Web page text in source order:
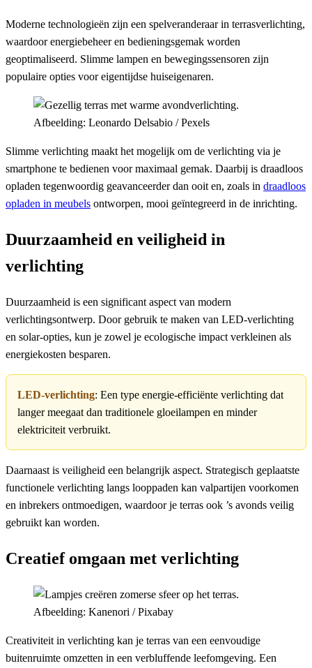
Moderne technologieën zijn een spelveranderaar in terrasverlichting,
waardoor energiebeheer en bedieningsgemak worden
geoptimaliseerd. Slimme lampen en bewegingssensoren zijn
populaire opties voor eigentijdse huiseigenaren.
Afbeelding: Leonardo Delsabio / Pexels
Slimme verlichting maakt het mogelijk om de verlichting via je
smartphone te bedienen voor maximaal gemak. Daarbij is draadloos
opladen tegenwoordig geavanceerder dan ooit en, zoals in draadloos
opladen in meubels ontworpen, mooi geïntegreerd in de inrichting.
Duurzaamheid en veiligheid in
verlichting
Duurzaamheid is een significant aspect van modern
verlichtingsontwerp. Door gebruik te maken van LED-verlichting
en solar-opties, kun je zowel je ecologische impact verkleinen als
energiekosten besparen.
LED-verlichting: Een type energie-efficiënte verlichting dat
langer meegaat dan traditionele gloeilampen en minder
elektriciteit verbruikt.
Daarnaast is veiligheid een belangrijk aspect. Strategisch geplaatste
functionele verlichting langs looppaden kan valpartijen voorkomen
en inbrekers ontmoedigen, waardoor je terras ook ’s avonds veilig
gebruikt kan worden.
Creatief omgaan met verlichting
Afbeelding: Kanenori / Pixabay
Creativiteit in verlichting kan je terras van een eenvoudige
buitenruimte omzetten in een verbluffende leefomgeving. Een